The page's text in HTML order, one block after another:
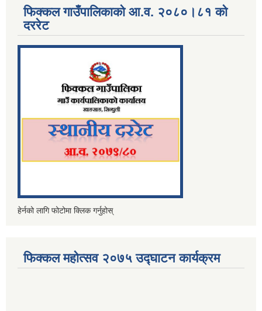
फिक्कल गाउँपालिकाको आ.व. २०८०।८१ को
दररेट
हेर्नको लागि फोटोमा क्लिक गर्नुहोस्
फिक्कल महोत्सव २०७५ उद्घाटन कार्यक्रम